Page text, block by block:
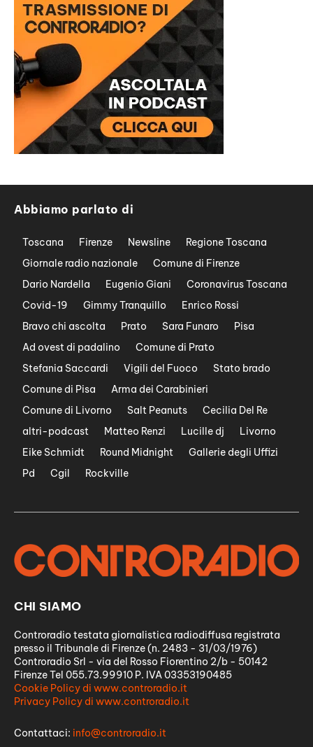
Abbiamo parlato di
Toscana Firenze Newsline
Regione Toscana
Giornale radio nazionale
Comune di Firenze
Dario Nardella
Eugenio Giani
Coronavirus Toscana
Covid-19
Gimmy Tranquillo
Enrico Rossi
Bravo chi ascolta
Prato Sara Funaro
Pisa
Ad ovest di padalino
Comune di Prato
Stefania Saccardi
Vigili del Fuoco
Stato brado
Comune di Pisa
Arma dei Carabinieri
Comune di Livorno
Salt Peanuts
Cecilia Del Re
altri-podcast
Matteo Renzi Lucille dj
Livorno
Eike Schmidt
Round Midnight
Gallerie degli Uffizi
Pd
Cgil Rockville
CHI SIAMO
Controradio testata giornalistica radiodiffusa registrata
presso il Tribunale di Firenze (n. 2483 - 31/03/1976)
Controradio Srl - via del Rosso Fiorentino 2/b - 50142
Firenze Tel 055.73.99910 P. IVA 03353190485
Cookie Policy di www.controradio.it
Privacy Policy di www.controradio.it
Contattaci: info@controradio.it